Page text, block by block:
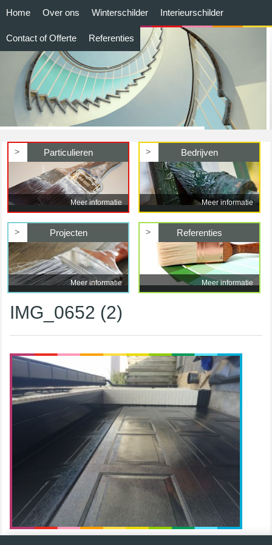
Home Over ons Winterschilder Interieurschilder
Contact of Offerte Referenties
> Particulieren
Meer informatie
> Bedrijven
Meer informatie
> Projecten
Meer informatie
> Referenties
Meer informatie
IMG_0652 (2)